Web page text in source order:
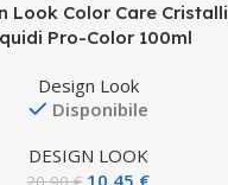
Look Color Care Cristalli
Pro-Color 100ml
Design Look
Disponibile
DESIGN LOOK